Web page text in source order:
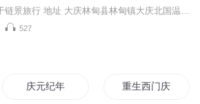
527
庆元纪年 重生西门庆